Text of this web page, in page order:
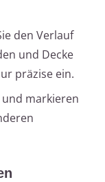
den Verlauf
und Decke
präzise ein.
und markieren